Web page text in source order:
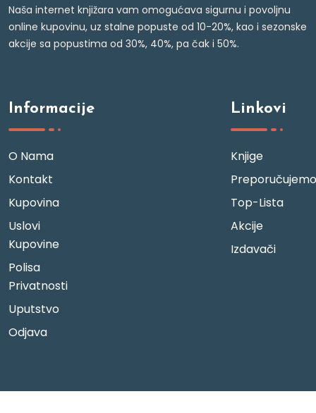
Naša internet knjižara vam omogućava sigurnu i povoljnu
online kupovinu, uz stalne popuste od 10-20%, kao i sezonske
akcije sa popustima od 30%, 40%, pa čak i 50%.
Informacije
O Nama
Kontakt
Kupovina
Uslovi
Kupovine
Polisa
Privatnosti
Uputstvo
Odjava
Linkovi
Knjige
Preporučujemo
Top-Lista
Akcije
Izdavači